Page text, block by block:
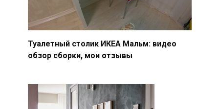
Туалетный столик ИКЕА Мальм: видео
обзор сборки, мои отзывы